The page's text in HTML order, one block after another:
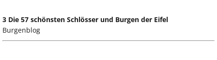
3 Die 57 schönsten Schlösser und Burgen der Eifel
Burgenblog